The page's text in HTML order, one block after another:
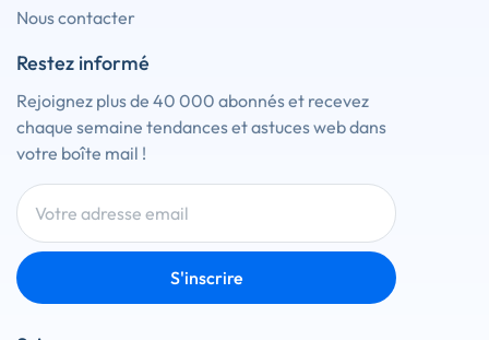
Nous contacter
Restez informé
Rejoignez plus de 40 000 abonnés et recevez
chaque semaine tendances et astuces web dans
votre boîte mail !
S'inscrire